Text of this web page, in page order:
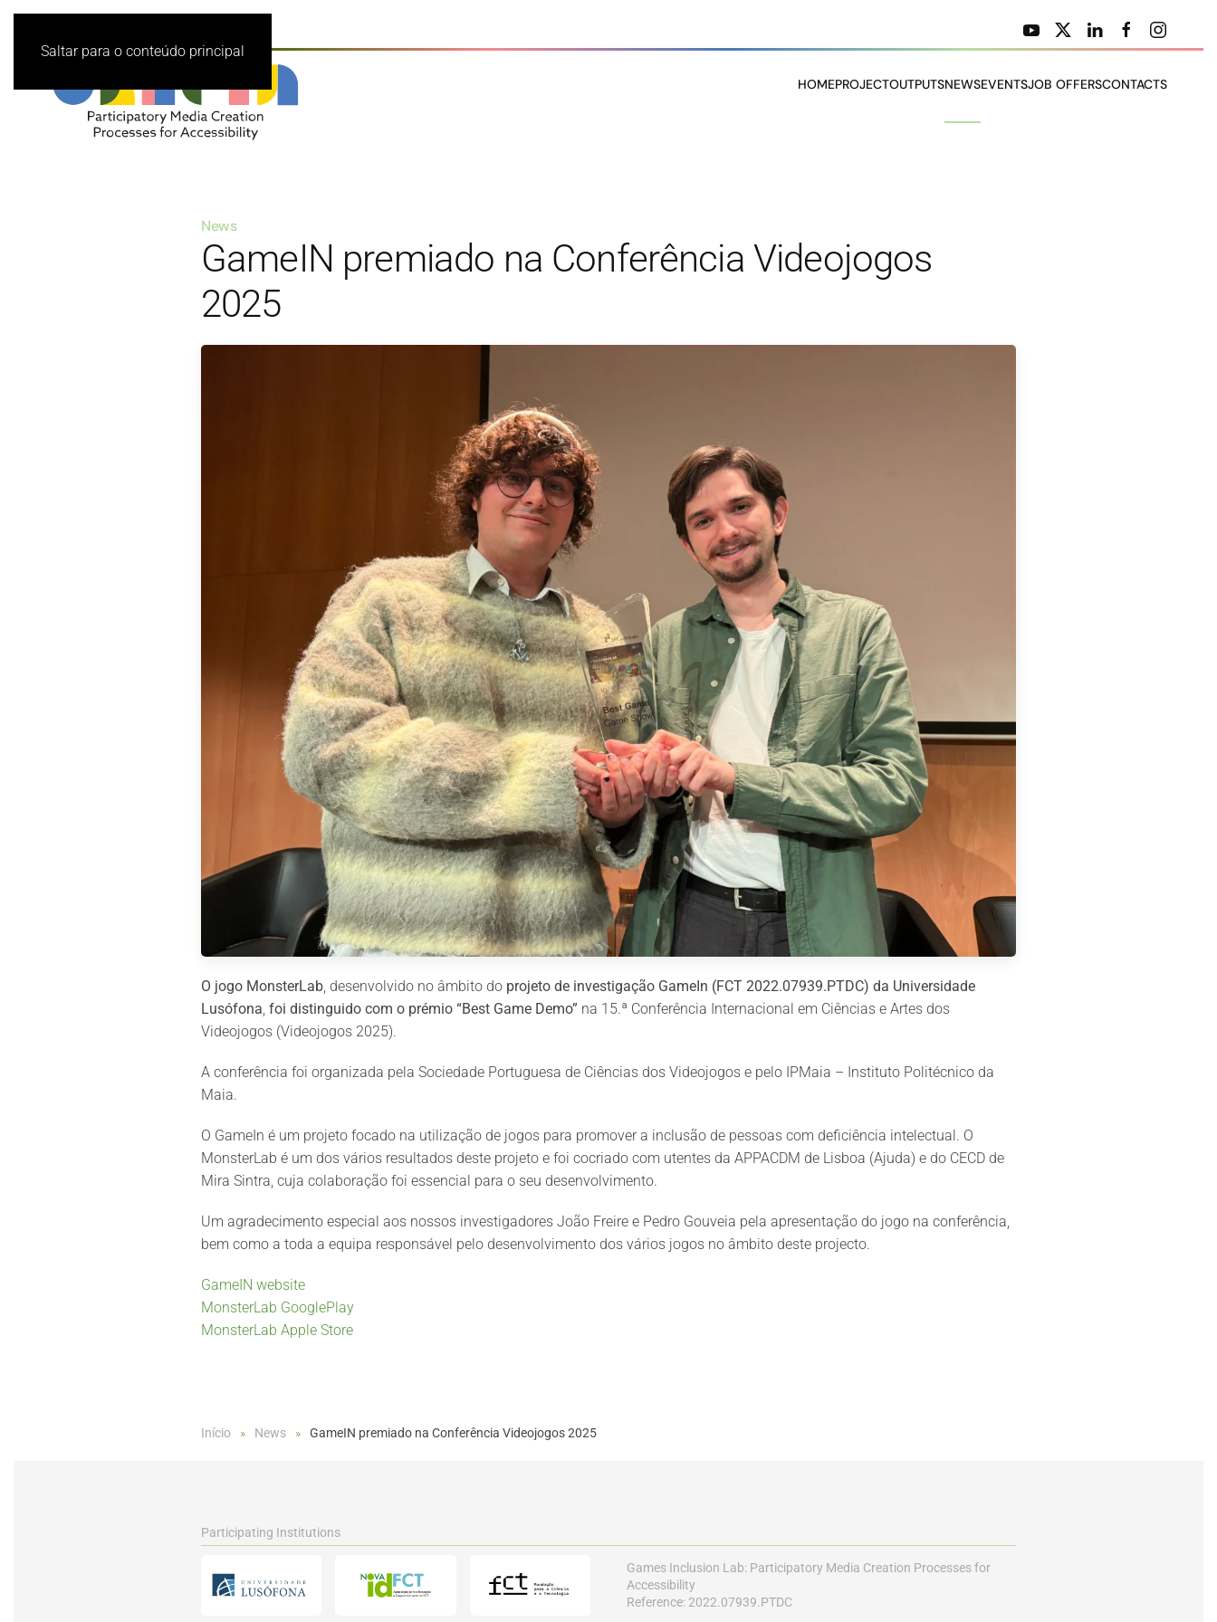
Saltar para o conteúdo principal
HOMEPROJECTOUTPUTSNEWSEVENTSJOB OFFERSCONTACTS
News
GameIN premiado na Conferência Videojogos
2025
O jogo MonsterLab , desenvolvido no âmbito do projeto de investigação GameIn (FCT 2022.07939.PTDC) da Universidade
Lusófona foi distinguido com o prémio “Best Game Demo” na 15.ª Conferência Internacional em Ciências e Artes dos
Videojogos (Videojogos 2025).
A conferência foi organizada pela Sociedade Portuguesa de Ciências dos Videojogos e pelo IPMaia – Instituto Politécnico da
Maia.
O GameIn é um projeto focado na utilização de jogos para promover a inclusão de pessoas com deficiência intelectual. O
MonsterLab é um dos vários resultados deste projeto e foi cocriado com utentes da APPACDM de Lisboa (Ajuda) e do CECD de
Mira Sintra, cuja colaboração foi essencial para o seu desenvolvimento.
Um agradecimento especial aos nossos investigadores João Freire e Pedro Gouveia pela apresentação do jogo na conferência,
bem como a toda a equipa responsável pelo desenvolvimento dos vários jogos no âmbito deste projecto.
GameIN website
MonsterLab GooglePlay
MonsterLab Apple Store
Início News GameIN premiado na Conferência Videojogos 2025
Participating Institutions
Games Inclusion Lab: Participatory Media Creation Processes for
Accessibility
Reference: 2022.07939.PTDC